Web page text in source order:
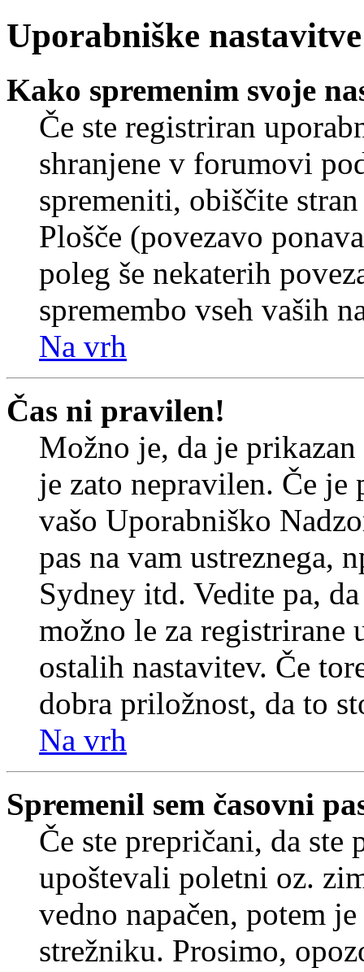
Uporabniške nastavitve
Kako spremenim svoje
Če ste registriran
shranjene v forumovi
spremeniti, obiščite
Plošče (povezavo
poleg še nekaterih
spremembo vseh vaših
Na vrh
Čas ni pravilen!
Možno je, da je prikazan
je zato nepravilen. Če
vašo Uporabniško
pas na vam ustreznega,
Sydney itd. Vedite pa,
možno le za registrirane
ostalih nastavitev. Če
dobra priložnost, da to
Na vrh
Spremenil sem časovni
Če ste prepričani, da
upoštevali poletni oz.
vedno napačen, potem
strežniku. Prosimo,